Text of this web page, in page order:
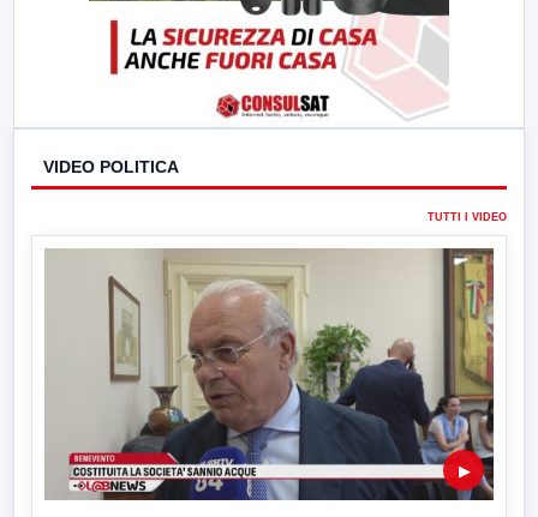
VIDEO POLITICA
TUTTI I VIDEO
▶